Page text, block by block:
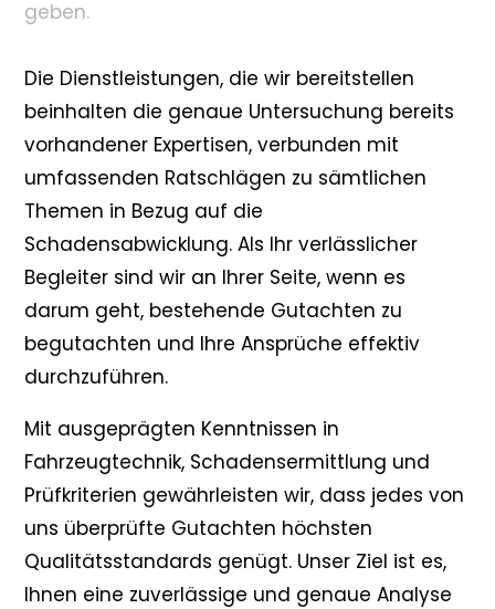
geben.
Die Dienstleistungen, die wir bereitstellen
beinhalten die genaue Untersuchung bereits
vorhandener Expertisen, verbunden mit
umfassenden Ratschlägen zu sämtlichen
Themen in Bezug auf die
Schadensabwicklung. Als Ihr verlässlicher
Begleiter sind wir an Ihrer Seite, wenn es
darum geht, bestehende Gutachten zu
begutachten und Ihre Ansprüche effektiv
durchzuführen.
Mit ausgeprägten Kenntnissen in
Fahrzeugtechnik, Schadensermittlung und
Prüfkriterien gewährleisten wir, dass jedes von
uns überprüfte Gutachten höchsten
Qualitätsstandards genügt. Unser Ziel ist es,
Ihnen eine zuverlässige und genaue Analyse